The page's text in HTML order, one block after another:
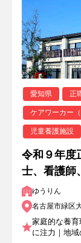
愛知県 正
ケアワーカー
児童養護施設
令和９年度
士、看護師
ゆうりん
名古屋市緑区
家庭的な養
に注力｜地